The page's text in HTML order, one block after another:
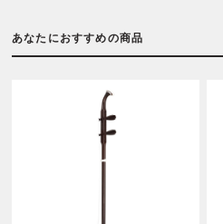
あなたにおすすめの商品